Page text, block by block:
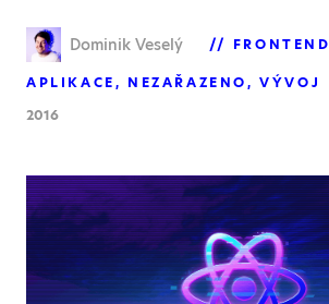
Dominik Veselý FRONTEND
APLIKACE NEZAŘAZENO VÝVOJ
2016